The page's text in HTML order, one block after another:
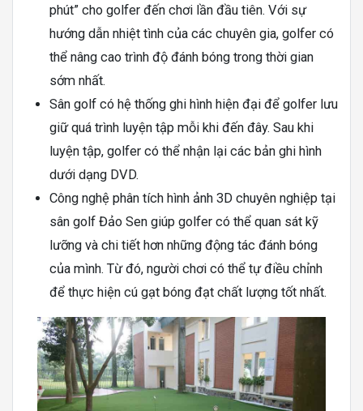
phút” cho golfer đến chơi lần đầu tiên. Với sự
hướng dẫn nhiệt tình của các chuyên gia, golfer có
thể nâng cao trình độ đánh bóng trong thời gian
sớm nhất.
Sân golf có hệ thống ghi hình hiện đại để golfer lưu
giữ quá trình luyện tập mỗi khi đến đây. Sau khi
luyện tập, golfer có thể nhận lại các bản ghi hình
dưới dạng DVD.
Công nghệ phân tích hình ảnh 3D chuyên nghiệp tại
sân golf Đảo Sen giúp golfer có thể quan sát kỹ
lưỡng và chi tiết hơn những động tác đánh bóng
của mình. Từ đó, người chơi có thể tự điều chỉnh
để thực hiện cú gạt bóng đạt chất lượng tốt nhất.